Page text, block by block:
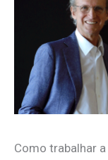
Como trabalhar